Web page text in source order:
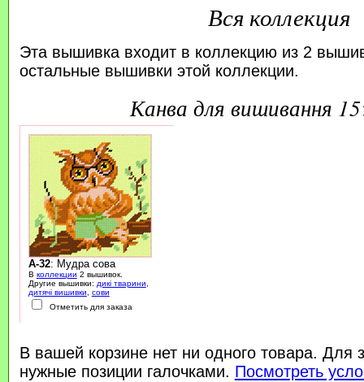
Вся коллекция
Эта вышивка входит в коллекцию из 2
остальные вышивки этой коллекции.
канва для вишивання
A-32: Мудра сова
В коллекции 2 вышивок.
Другие вышивки: дикі тварини,
дитячі вишивки, сови
Отметить для заказа
В вашей корзине нет ни одного товара. Для
нужные позиции галочками. Посмотреть